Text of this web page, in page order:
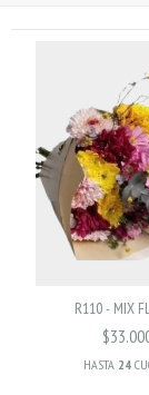
R110 - MIX
HASTA 24